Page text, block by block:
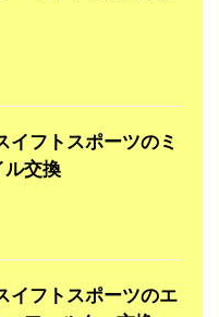
イフトスポーツのミ
ル交換
イフトスポーツのエ